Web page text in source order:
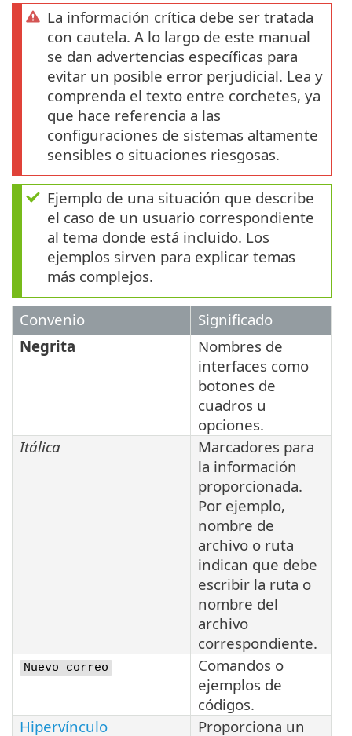
La información crítica debe ser tratada
con cautela. A lo largo de este manual
se dan advertencias específicas para
evitar un posible error perjudicial. Lea y
comprenda el texto entre corchetes, ya
que hace referencia a las
configuraciones de sistemas altamente
sensibles o situaciones riesgosas.
Ejemplo de una situación que describe
el caso de un usuario correspondiente
al tema donde está incluido. Los
ejemplos sirven para explicar temas
más complejos.
Convenio
Significado
Negrita
Nombres de
interfaces como
botones de
cuadros u
opciones.
Itálica
Marcadores para
la información
proporcionada.
Por ejemplo,
nombre de
archivo o ruta
indican que debe
escribir la ruta o
nombre del
archivo
correspondiente.
Nuevo correo
Comandos o
ejemplos de
códigos.
Hipervínculo
Proporciona un